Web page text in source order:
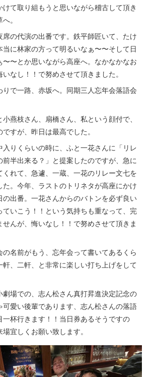
けて取り組もうと思いながら稽古して頂き
。
の代演の出番です。鉄平師匠いて、たけ
に林家の方って明るいなぁ〜〜そして日
〜とか思いながら高座へ。なかなかなお
なし！！で努めさせて頂きました。
りで一路、赤坂へ。同期三人忘年会落語会
燕枝さん、扇橋さん、私という顔付で、
すが、昨日は最高でした。
りくらいの時に、ふと一花さんに「リレ
前半出来る？」と提案したのですが、急に
くれて、急遽、一蔵、一花のリレー文七を
。今年、ラストのトリネタが高座にかけ
の出番。一花さんからのバトンを必ず良い
ていこう！！という気持ちも重なって、完
んが、悔いなし！！で努めさせて頂きま
名前がもう、忘年会って書いてあるくら
軒、二軒、と非常に楽しい打ち上げをして
劇場での、志ん松さん真打昇進決定記念の
可愛い後輩であります、志ん松さんの落語
一杯行きます！！当日券あるそうですの
宜しくお願い致します。